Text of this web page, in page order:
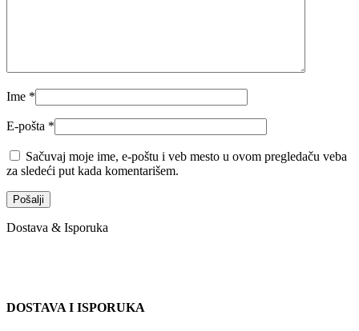
Ime *
E-pošta *
Sačuvaj moje ime, e-poštu i veb mesto u ovom pregledaču veba
za sledeći put kada komentarišem.
Dostava & Isporuka
DOSTAVA I ISPORUKA